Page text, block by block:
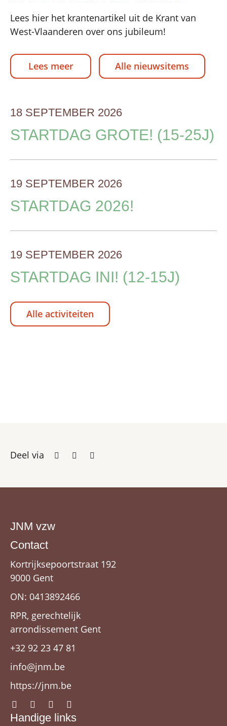
Lees hier het krantenartikel uit de Krant van
West-Vlaanderen over ons jubileum!
Lees meer Alle nieuwsitems
18 SEPTEMBER 2026
STARTDAG GROTE! (15-25J)
19 SEPTEMBER 2026
STARTDAG 2026!
19 SEPTEMBER 2026
STARTDAG INI! (12-15J)
Alle activiteiten
Deel via
JNM vzw
Contact
Kortrijksepoortstraat 192
9000 Gent
ON: 0413892466
RPR, gerechtelijk
arrondissement Gent
+32 92 23 47 81
info@jnm.be
https://jnm.be
Handige links